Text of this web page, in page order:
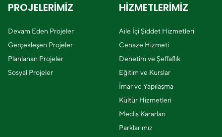
PROJELERİMİZ
Devam Eden Projeler
Gerçekleşen Projeler
Planlanan Projeler
Sosyal Projeler
HİZMETLERİMİZ
Aile İçi Şiddet Hizmetleri
Cenaze Hizmeti
Denetim ve Şeffaflık
Eğitim ve Kurslar
İmar ve Yapılaşma
Kültür Hizmetleri
Meclis Kararları
Parklarımız